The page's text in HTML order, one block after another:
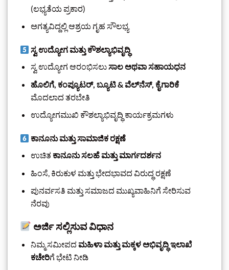
(ಲಭ್ಯತೆಯ ಪ್ರಕಾರ)
ಅಗತ್ಯವಿದ್ದಲ್ಲಿ ಆಶ್ರಯ ಗೃಹ ಸೌಲಭ್ಯ
ಸ್ವ ಉದ್ಯೋಗ ಮತ್ತು ಕೌಶಲ್ಯಾಭಿವೃದ್ಧಿ
ಸ್ವ ಉದ್ಯೋಗ ಆರಂಭಿಸಲುಸಾಲ ಅಥವಾ ಸಹಾಯಧನ
ಹೊಲಿಗೆ, ಕಂಪ್ಯೂಟರ್, ಬ್ಯೂಟಿ & ವೆಲ್‌ನೆಸ್, ಕೈಗಾರಿಕೆ
ಮೊದಲಾದ ತರಬೇತಿ
ಉದ್ಯೋಗಮುಖಿ ಕೌಶಲ್ಯಾಭಿವೃದ್ಧಿ ಕಾರ್ಯಕ್ರಮಗಳು
ಕಾನೂನು ಮತ್ತು ಸಾಮಾಜಿಕ ರಕ್ಷಣೆ
ಉಚಿತ ಕಾನೂನು ಸಲಹೆ ಮತ್ತು ಮಾರ್ಗದರ್ಶನ
ಹಿಂಸೆ, ಕಿರುಕುಳ ಮತ್ತು ಭೇದಭಾವದ ವಿರುದ್ಧ ರಕ್ಷಣೆ
ಪುನರ್ವಸತಿ ಮತ್ತು ಸಮಾಜದ ಮುಖ್ಯವಾಹಿನಿಗೆ ಸೇರಿಸುವ
ನೆರವು
ಅರ್ಜಿ ಸಲ್ಲಿಸುವ ವಿಧಾನ
ನಿಮ್ಮ ಸಮೀಪದ ಮಹಿಳಾ ಮತ್ತು ಮಕ್ಕಳ ಅಭಿವೃದ್ಧಿ ಇಲಾಖೆ
ಕಚೇರಿಗೆ ಭೇಟಿ ನೀಡಿ